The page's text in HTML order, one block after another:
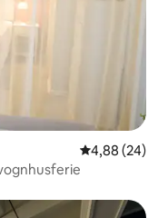
4,88 ud af 5 i
4,88 (24)